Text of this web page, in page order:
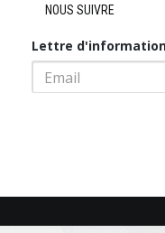
NOUS SUIVRE
Lettre